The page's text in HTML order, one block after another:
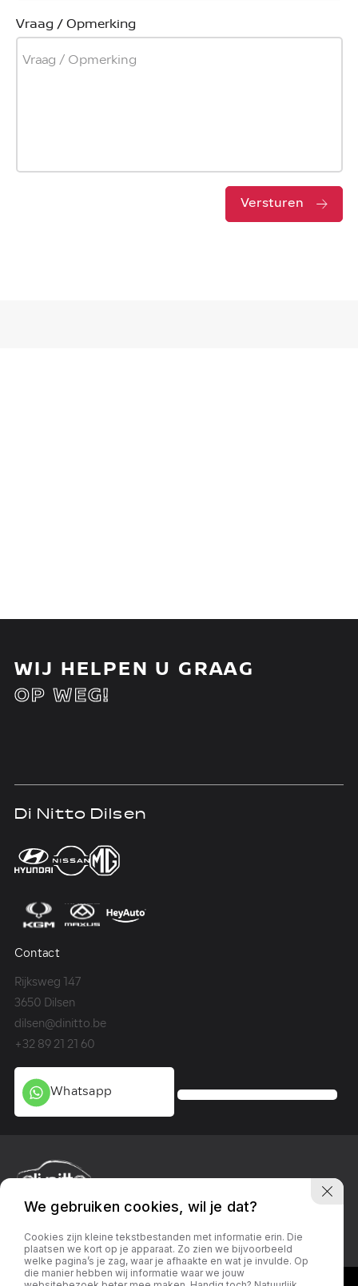
Vraag / Opmerking
Versturen
WIJ HELPEN U GRAAG
OP WEG!
Di Nitto Dilsen
Contact
Rijksweg 147
3650 Dilsen
dilsen@dinitto.be
+32 89 21 21 60
Whatsapp
Privacy policy LinkedinFacebookInstagram
We gebruiken cookies, wil je dat?
Cookies zijn kleine tekstbestanden met informatie erin. Die
plaatsen we kort op je apparaat. Zo zien we bijvoorbeeld
welke pagina’s je zag, waar je afhaakte en wat je invulde. Op
die manier hebben wij informatie waar we jouw